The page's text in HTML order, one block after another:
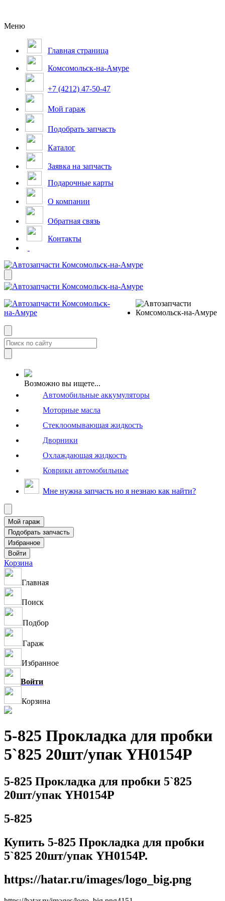
Меню
Главная страница
Комсомольск-на-Амуре
+7 (4212) 47-50-47
Мой гараж
Подобрать запчасть
Каталог
Заявка на запчасть
Подарочные карты
О компании
Обратная связь
Контакты
Возможно вы ищете...
Автомобильные аккумуляторы
Моторные масла
Стеклоомывающая жидкость
Дворники
Охлаждающая жидкость
Коврики автомобильные
Мне нужна запчасть но я незнаю как найти?
Корзина
Главная
Поиск
Подбор
Гараж
Избранное
Войти
Корзина
5-825 Прокладка для пробки
5`825 20шт/упак YH0154P
5-825 Прокладка для пробки 5`825
20шт/упак YH0154P
5-825
Купить 5-825 Прокладка для пробки
5`825 20шт/упак YH0154P.
https://hatar.ru/images/logo_big.png